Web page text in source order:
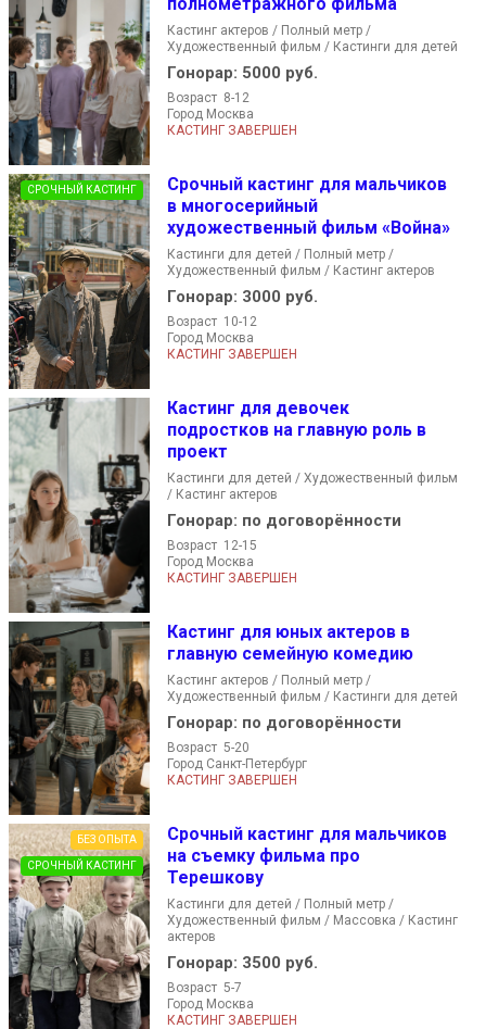
Кастинг актеров / Полный метр /
Художественный фильм / Кастинги для детей
Гонорар: 5000 руб.
Возраст 8-12
Город Москва
КАСТИНГ ЗАВЕРШЕН
СРОЧНЫЙ КАСТИНГ
Срочный кастинг для мальчиков
в многосерийный
художественный фильм «Война»
Кастинги для детей / Полный метр /
Художественный фильм / Кастинг актеров
Гонорар: 3000 руб.
Возраст 10-12
Город Москва
КАСТИНГ ЗАВЕРШЕН
Кастинг для девочек
подростков на главную роль в
проект
Кастинги для детей / Художественный фильм
/ Кастинг актеров
Гонорар: по договорённости
Возраст 12-15
Город Москва
КАСТИНГ ЗАВЕРШЕН
Кастинг для юных актеров в
главную семейную комедию
Кастинг актеров / Полный метр /
Художественный фильм / Кастинги для детей
Гонорар: по договорённости
Возраст 5-20
Город Санкт-Петербург
КАСТИНГ ЗАВЕРШЕН
БЕЗ ОПЫТА
СРОЧНЫЙ КАСТИНГ
Срочный кастинг для мальчиков
на съемку фильма про
Терешкову
Кастинги для детей / Полный метр /
Художественный фильм / Массовка / Кастинг
актеров
Гонорар: 3500 руб.
Возраст 5-7
Город Москва
КАСТИНГ ЗАВЕРШЕН